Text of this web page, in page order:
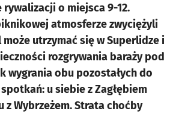
o miejsca 9-12.
atmosferze zwyciężyli
może utrzymać się w Superlidze i
rozgrywania baraży pod
wygrania obu pozostałych do
u siebie z Zagłębiem
z Wybrzeżem. Strata choćby